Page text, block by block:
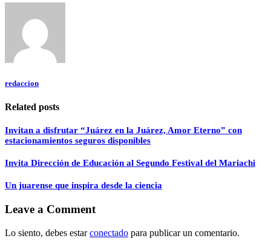
redaccion
Related posts
Invitan a disfrutar “Juárez en la Juárez, Amor Eterno” con
estacionamientos seguros disponibles
Invita Dirección de Educación al Segundo Festival del Mariachi
Un juarense que inspira desde la ciencia
Leave a Comment
Lo siento, debes estarconectado para publicar un comentario.